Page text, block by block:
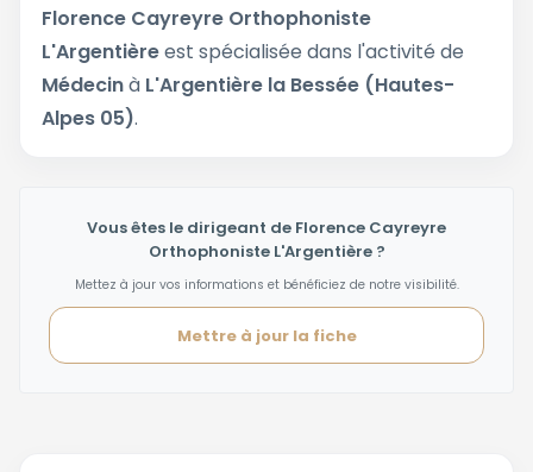
Florence Cayreyre Orthophoniste
L'Argentièreest spécialisée dans l'activité de
Médecinà L'Argentière la Bessée (Hautes-
Alpes 05).
Vous êtes le dirigeant de Florence Cayreyre
Orthophoniste L'Argentière ?
Mettez à jour vos informations et bénéficiez de notre visibilité.
Mettre à jour la fiche